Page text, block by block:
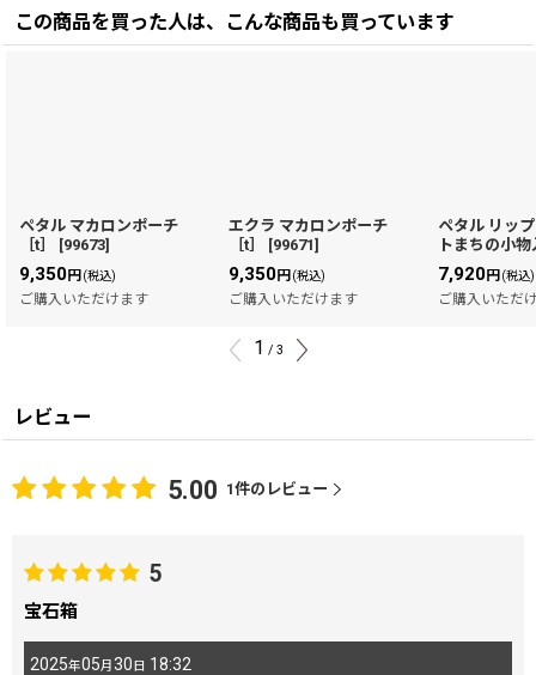
この商品を買った人は、こんな商品も買っています
ペタル マカロンポーチ
［t］
[99673]
9,350円 (税込)
ご購入いただけます
エクラ マカロンポーチ
［t］
[99671]
9,350円 (税込)
ご購入いただけます
ペタル リッ
トまちの小
7,920円 (税込)
ご購入いただ
1 / 3
レビュー
5.00 1件のレビュー
5
宝石箱
2025年05月30日 18:32